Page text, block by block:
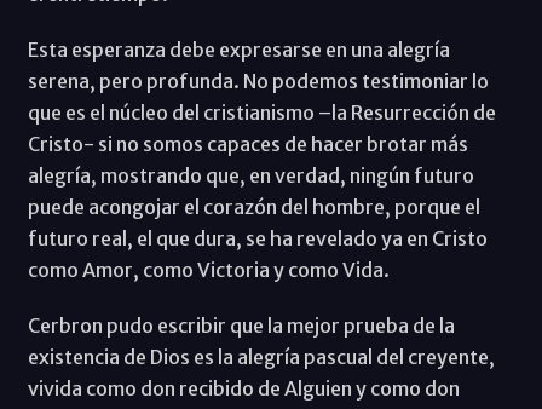
Esta esperanza debe expresarse en una alegría
serena, pero profunda. No podemos testimoniar lo
que es el núcleo del cristianismo –la Resurrección de
Cristo- si no somos capaces de hacer brotar más
alegría, mostrando que, en verdad, ningún futuro
puede acongojar el corazón del hombre, porque el
futuro real, el que dura, se ha revelado ya en Cristo
como Amor, como Victoria y como Vida.
Cerbron pudo escribir que la mejor prueba de la
existencia de Dios es la alegría pascual del creyente,
vivida como don recibido de Alguien y como don